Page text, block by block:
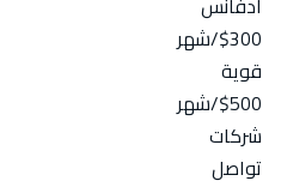
$300/شهر
قوية
$500/شهر
شركات
تواصل